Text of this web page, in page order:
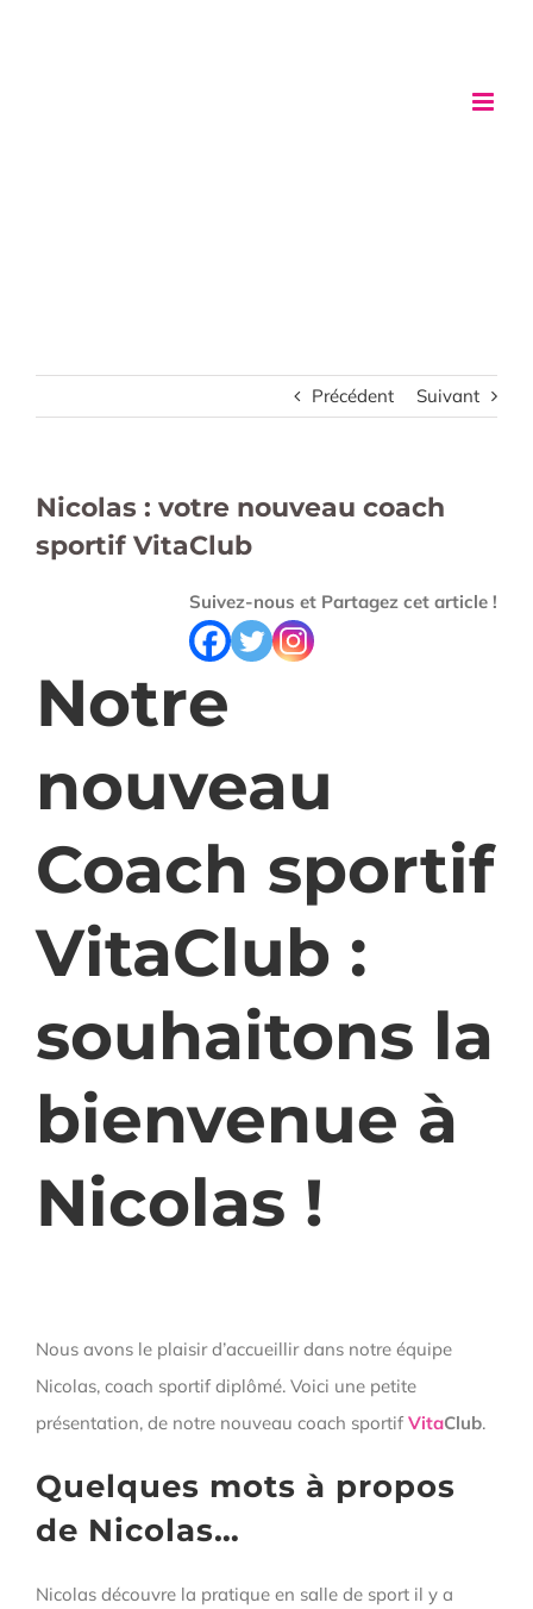
Précédent Suivant
Nicolas : votre nouveau coach
sportif VitaClub
Suivez-nous et Partagez cet article !
Notre
nouveau
Coach sportif
VitaClub :
souhaitons la
bienvenue à
Nicolas !
Nous avons le plaisir d’accueillir dans notre équipe
Nicolas, coach sportif diplômé. Voici une petite
présentation, de notre nouveau coach sportifVitaClub.
Quelques mots à propos
de Nicolas…
Nicolas découvre la pratique en salle de sport il y a